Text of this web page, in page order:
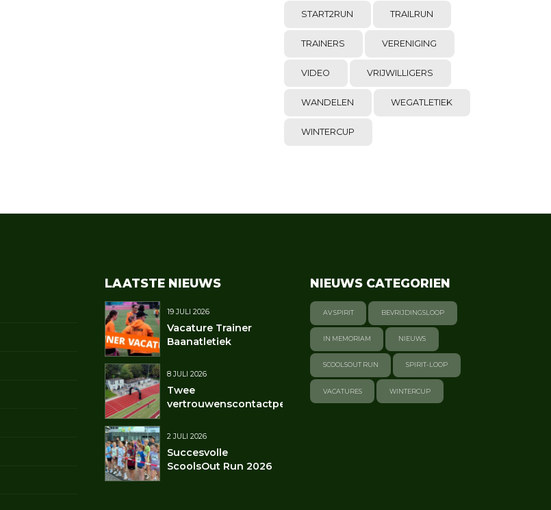
START2RUN TRAILRUN
TRAINERS VERENIGING
VIDEO VRIJWILLIGERS
WANDELEN WEGATLETIEK
WINTERCUP
LAATSTE NIEUWS
19 JULI 2026
Vacature Trainer
Baanatletiek
8 JULI 2026
Twee
vertrouwenscontactpersonen
2 JULI 2026
Succesvolle
ScoolsOut Run 2026
NIEUWS CATEGORIEN
AV SPIRIT BEVRIJDINGSLOOP
IN MEMORIAM NIEUWS
SCOOLSOUT RUN SPIRIT-LOOP
VACATURES WINTERCUP